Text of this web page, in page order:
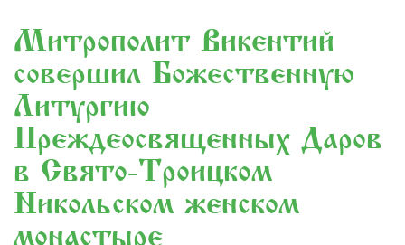
Митрополит Викентий
совершил Божественную
Литургию
Преждеосвященных Даров
в Свято-Троицком
Никольском женском
монастыре